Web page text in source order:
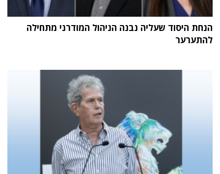
הנחת היסוד שעליה נבנה הניהול המודרני מתחילה
להתערער